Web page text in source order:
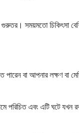
গুরুতর। সময়মতো চিকিৎসা
বা আপনার লক্ষণ বা
পরিচিত এবং এটি ঘটে